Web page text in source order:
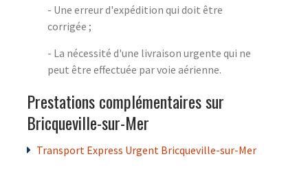
- Une erreur d'expédition qui doit être
corrigée ;
- La nécessité d'une livraison urgente qui ne
peut être effectuée par voie aérienne.
Prestations complémentaires sur
Bricqueville-sur-Mer
Transport Express Urgent Bricqueville-sur-Mer